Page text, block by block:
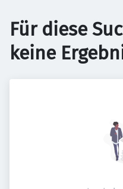
Für diese
keine